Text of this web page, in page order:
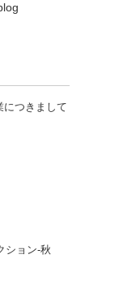
につきまして
ション-秋